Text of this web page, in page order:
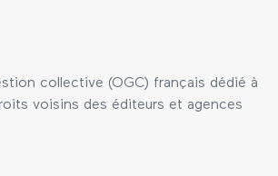
collective (OGC) français dédié à
voisins des éditeurs et agences